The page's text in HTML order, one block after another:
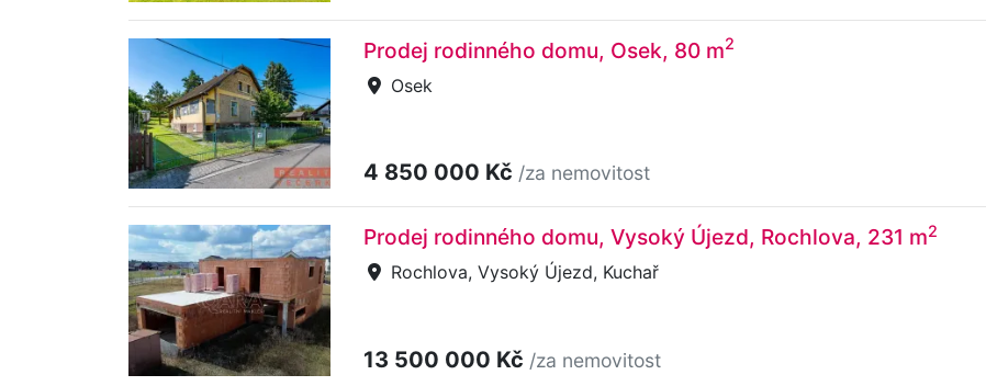
Prodej rodinného domu, Osek, 80 m2
Osek
4 850 000 Kč /za nemovitost
Prodej rodinného domu, Vysoký Újezd, Rochlova, 231 m2
Rochlova, Vysoký Újezd, Kuchař
13 500 000 Kč /za nemovitost